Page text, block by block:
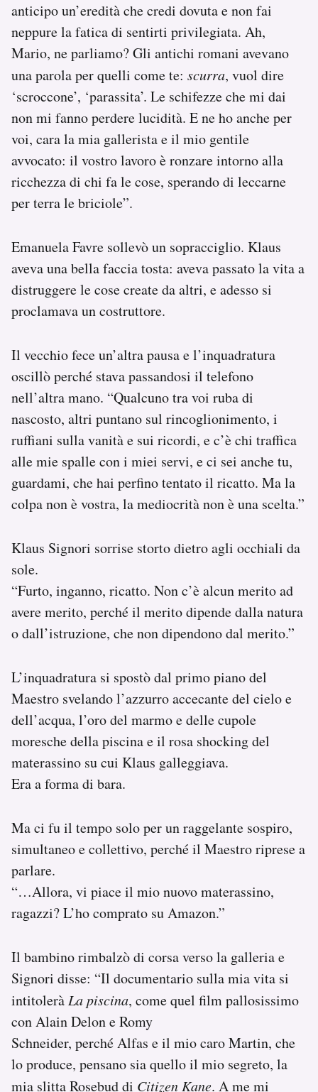
anticipo un’eredità che credi dovuta e non fai
neppure la fatica di sentirti privilegiata. Ah,
Mario, ne parliamo? Gli antichi romani avevano
una parola per quelli come te: scurra, vuol dire
‘scroccone’, ‘parassita’. Le schifezze che mi dai
non mi fanno perdere lucidità. E ne ho anche per
voi, cara la mia gallerista e il mio gentile
avvocato: il vostro lavoro è ronzare intorno alla
ricchezza di chi fa le cose, sperando di leccarne
per terra le briciole”.
Emanuela Favre sollevò un sopracciglio. Klaus
aveva una bella faccia tosta: aveva passato la vita a
distruggere le cose create da altri, e adesso si
proclamava un costruttore.
Il vecchio fece un’altra pausa e l’inquadratura
oscillò perché stava passandosi il telefono
nell’altra mano. “Qualcuno tra voi ruba di
nascosto, altri puntano sul rincoglionimento, i
ruffiani sulla vanità e sui ricordi, e c’è chi traffica
alle mie spalle con i miei servi, e ci sei anche tu,
guardami, che hai perfino tentato il ricatto. Ma la
colpa non è vostra, la mediocrità non è una scelta.”
Klaus Signori sorrise storto dietro agli occhiali da
sole.
“Furto, inganno, ricatto. Non c’è alcun merito ad
avere merito, perché il merito dipende dalla natura
o dall’istruzione, che non dipendono dal merito.”
L’inquadratura si spostò dal primo piano del
Maestro svelando l’azzurro accecante del cielo e
dell’acqua, l’oro del marmo e delle cupole
moresche della piscina e il rosa shocking del
materassino su cui Klaus galleggiava.
Era a forma di bara.
Ma ci fu il tempo solo per un raggelante sospiro,
simultaneo e collettivo, perché il Maestro riprese a
parlare.
“…Allora, vi piace il mio nuovo materassino,
ragazzi? L’ho comprato su Amazon.”
Il bambino rimbalzò di corsa verso la galleria e
Signori disse: “Il documentario sulla mia vita si
intitolerà La piscina, come quel film pallosissimo
con Alain Delon e Romy
Schneider, perché Alfas e il mio caro Martin, che
lo produce, pensano sia quello il mio segreto, la
mia slitta Rosebud di Citizen Kane. A me mi